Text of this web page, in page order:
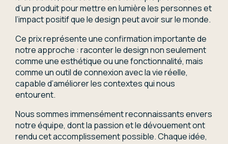
d’un produit pour mettre en lumière les personnes et
l’impact positif que le design peut avoir sur le monde.
Ce prix représente une confirmation importante de
notre approche : raconter le design non seulement
comme une esthétique ou une fonctionnalité, mais
comme un outil de connexion avec la vie réelle,
capable d’améliorer les contextes qui nous
entourent.
Nous sommes immensément reconnaissants envers
notre équipe, dont la passion et le dévouement ont
rendu cet accomplissement possible. Chaque idée,